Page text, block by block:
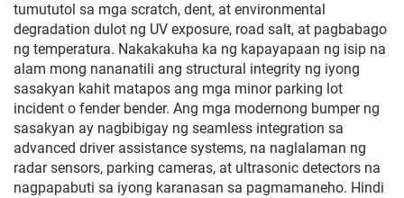
tumututol sa mga scratch, dent, at environmental
degradation dulot ng UV exposure, road salt, at pagbabago
ng temperatura. Nakakakuha ka ng kapayapaan ng isip na
alam mong nananatili ang structural integrity ng iyong
sasakyan kahit matapos ang mga minor parking lot
incident o fender bender. Ang mga modernong bumper ng
sasakyan ay nagbibigay ng seamless integration sa
advanced driver assistance systems, na naglalaman ng
radar sensors, parking cameras, at ultrasonic detectors na
nagpapabuti sa iyong karanasan sa pagmamaneho. Hindi